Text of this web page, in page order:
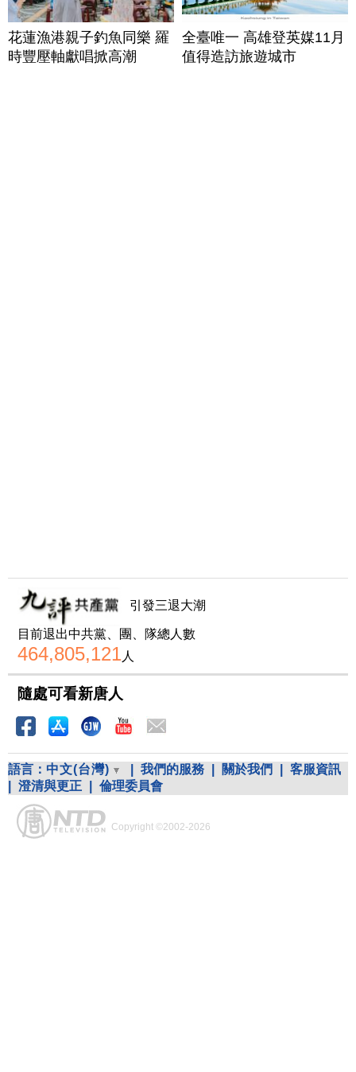
花蓮漁港親子釣魚同樂 羅
時豐壓軸獻唱掀高潮
全臺唯一 高雄登英媒11月
值得造訪旅遊城市
引發三退大潮
目前退出中共黨、團、隊總人數
464,805,121人
隨處可看新唐人
語言： 中文(台灣) 我們的服務 關於我們
客服資訊
澄清與更正 倫理委員會
Copyright ©2002-2026